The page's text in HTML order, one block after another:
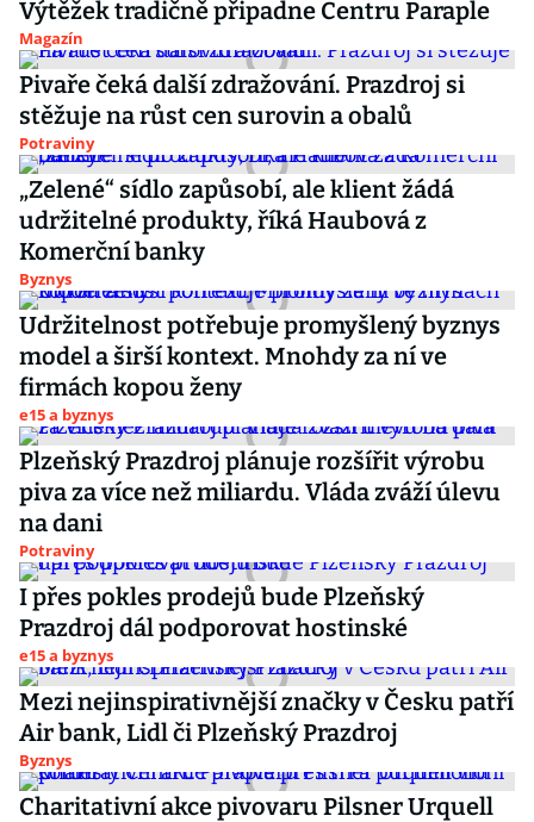
Výtěžek tradičně připadne Centru Paraple
Magazín
Pivaře čeká další zdražování. Prazdroj si
stěžuje na růst cen surovin a obalů
Potraviny
„Zelené“ sídlo zapůsobí, ale klient žádá
udržitelné produkty, říká Haubová z
Komerční banky
Byznys
Udržitelnost potřebuje promyšlený byznys
model a širší kontext. Mnohdy za ní ve
firmách kopou ženy
e15 a byznys
Plzeňský Prazdroj plánuje rozšířit výrobu
piva za více než miliardu. Vláda zváží úlevu
na dani
Potraviny
I přes pokles prodejů bude Plzeňský
Prazdroj dál podporovat hostinské
e15 a byznys
Mezi nejinspirativnější značky v Česku patří
Air bank, Lidl či Plzeňský Prazdroj
Byznys
Charitativní akce pivovaru Pilsner Urquell